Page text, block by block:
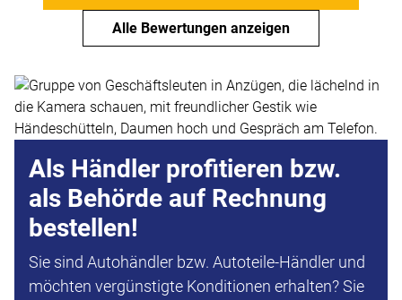
Alle Bewertungen anzeigen
Als Händler profitieren bzw.
als Behörde auf Rechnung
bestellen!
Sie sind Autohändler bzw. Autoteile-Händler und
möchten vergünstigte Konditionen erhalten? Sie